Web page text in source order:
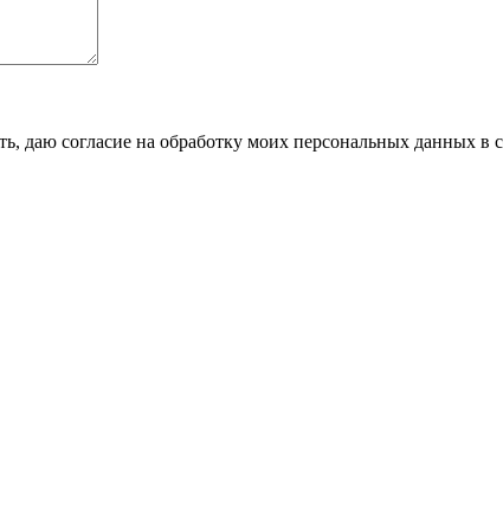
согласие на обработку моих персональных данных в